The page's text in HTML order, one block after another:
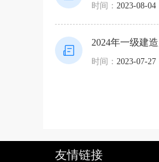
时间： 2023-08-04
2024年一级建
时间： 2023-07-27
友情链接